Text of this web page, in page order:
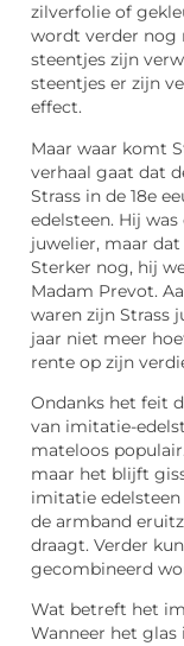
zilverfolie of
wordt verder nog
steentjes zijn
steentjes er zijn
effect.
Maar waar komt
verhaal gaat dat
Strass in de 18e
edelsteen. Hij
juwelier, maar
Sterker nog, hij
Madam Prevot.
waren zijn Strass
jaar niet meer
rente op zijn
Ondanks het feit
van imitatie-
mateloos
maar het blijft
imitatie
de armband
draagt. Verder
gecombineerd
Wat betreft het
Wanneer het